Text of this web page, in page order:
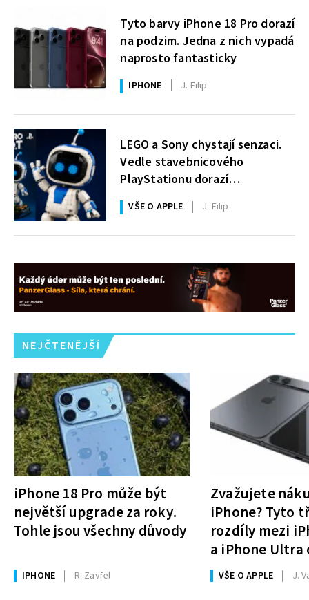
Tyto barvy iPhone 18 Pro dorazí
na podzim. Jedna z nich vypadá
naprosto fantasticky
IPHONE J. Filip
LEGO a Sony chystají senzaci.
Vedle stavebnicového
PlayStationu dorazí
i legendární Astro Bot a bude
zdarma
VŠE O APPLE J. Filip
NEJČTENĚJŠÍ
iPhone 18 Pro může být
největší upgrade za roky.
Tohle jsou všechny důvody
IPHONE R. Zavřel
Zvažujete
iPhone? Tyto
rozdíly mezi
a iPhone Ultra
rozhodnutí
VŠE O APPLE J.